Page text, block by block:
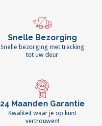
Snelle Bezorging
Snelle bezorging met tracking
tot uw deur
24 Maanden Garantie
Kwaliteit waar je op kunt
vertrouwen!